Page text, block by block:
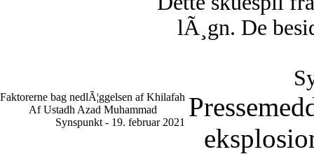
lÃ¸gn. De
Faktorerne bag nedlÃ¦ggelsen af Khilafah
Af Ustadh Azad Muhammad
Synspunkt - 19. februar 2021